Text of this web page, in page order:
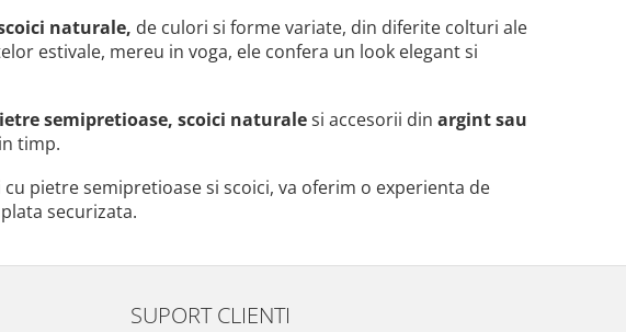
naturale, de culori si forme variate, din diferite colturi ale
estivale, mereu in voga, ele confera un look elegant si
semipretioase, scoici naturalesi accesorii din argint sau
timp.
pietre semipretioase si scoici, va oferim o experienta de
securizata.
SUPORT CLIENTI